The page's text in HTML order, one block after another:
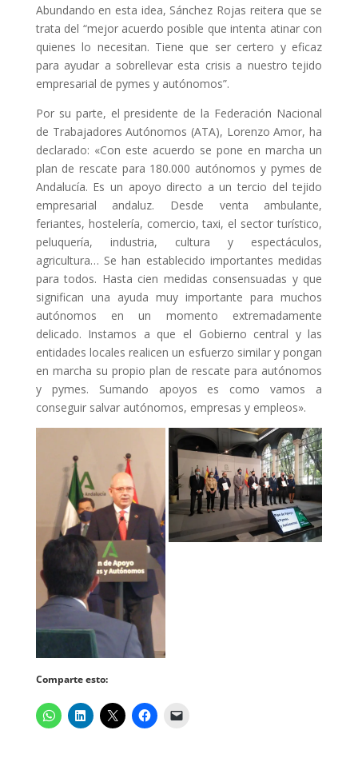
Abundando en esta idea, Sánchez Rojas reitera que se
trata del “mejor acuerdo posible que intenta atinar con
quienes lo necesitan. Tiene que ser certero y eficaz
para ayudar a sobrellevar esta crisis a nuestro tejido
empresarial de pymes y autónomos”.
Por su parte, el presidente de la Federación Nacional
de Trabajadores Autónomos (ATA), Lorenzo Amor, ha
declarado: «Con este acuerdo se pone en marcha un
plan de rescate para 180.000 autónomos y pymes de
Andalucía. Es un apoyo directo a un tercio del tejido
empresarial andaluz. Desde venta ambulante,
feriantes, hostelería, comercio, taxi, el sector turístico,
peluquería, industria, cultura y espectáculos,
agricultura… Se han establecido importantes medidas
para todos. Hasta cien medidas consensuadas y que
significan una ayuda muy importante para muchos
autónomos en un momento extremadamente
delicado. Instamos a que el Gobierno central y las
entidades locales realicen un esfuerzo similar y pongan
en marcha su propio plan de rescate para autónomos
y pymes. Sumando apoyos es como vamos a
conseguir salvar autónomos, empresas y empleos».
Comparte esto: